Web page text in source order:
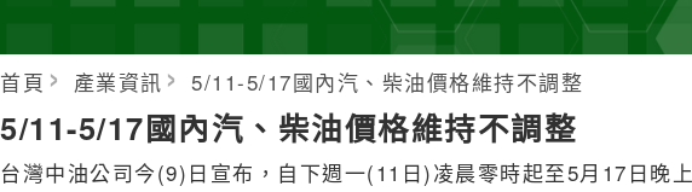
首頁 產業資訊 5/11-5/17國內汽、柴油價格維持不調整
5/11-5/17國內汽、柴油價格維持不調整
台灣中油公司今(9)日宣布，自下週一(11日)凌晨零時起至5月17日晚